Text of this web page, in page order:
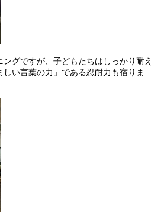
グですが、子どもたちはしっかり耐え
い言葉の力」である忍耐力も宿りま